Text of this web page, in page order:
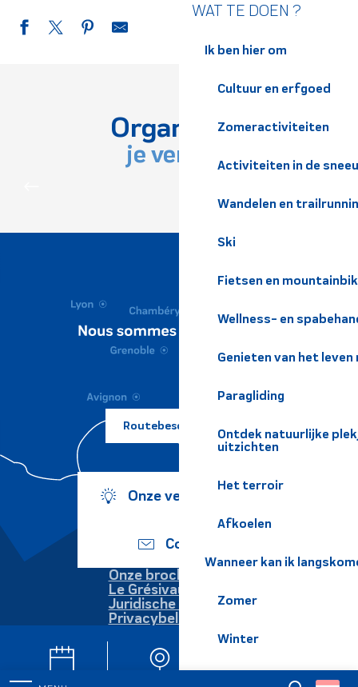
Nieuwsbrieven
WAT TE DOEN ?
Ik ben hier om
Cultuur en erfgoed
Zomeractiviteiten
Activiteiten in de
Wandelen en
Ski
Fietsen en
Wellness- en
Genieten van het
Paragliding
Ontdek natuurlijke
uitzichten
Het terroir
Afkoelen
Wanneer kan ik
Zomer
Winter
Ruimte voor cardiotraining - Espace Forme des Thermes
Harmonie des Energies
L'instant enchanté - Massage Amma assis avec Léa
Organiseer
je verblijf
Routebeschrijving ?
Onze verplichtingen
Contact
Onze brochures
Le Grésivaudan
Juridische informatie
Privacybeleid